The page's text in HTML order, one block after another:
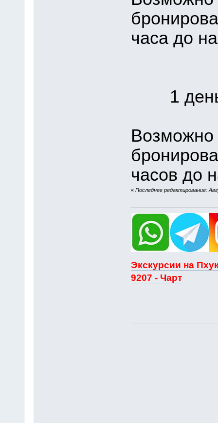
часа до
1 день
Возможно
часов до
« Последнее редактирование:
Экскурсии на
9207 - Чарт